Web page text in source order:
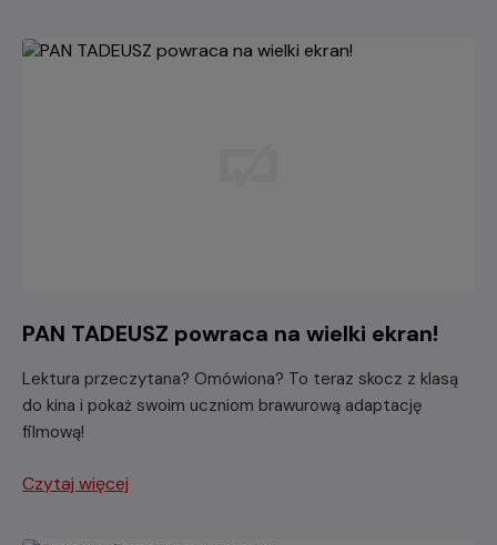
PAN TADEUSZ powraca na wielki ekran!
Lektura przeczytana? Omówiona? To teraz skocz z klasą
do kina i pokaż swoim uczniom brawurową adaptację
filmową!
Czytaj więcej